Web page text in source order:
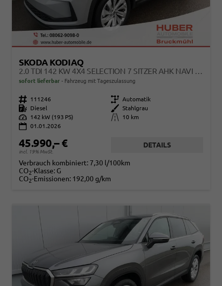
SKODA KODIAQ
2.0 TDI 142 KW 4X4 SELECTION 7 SITZER AHK NAVI KAMERA
sofort lieferbar Fahrzeug mit Tageszulassung
Fahrzeugnr. 111246 Getriebe Automatik
Kraftstoff
Diesel Außenfarbe
Stahlgrau
Leistung
142 kW (193 PS) Kilometerstand
10 km
01.01.2026
45.990,– €
incl. 19% MwSt.
DETAILS
Verbrauch kombiniert: 7,30 l/100km
CO2-Klasse: G
CO2-Emissionen: 192,00 g/km